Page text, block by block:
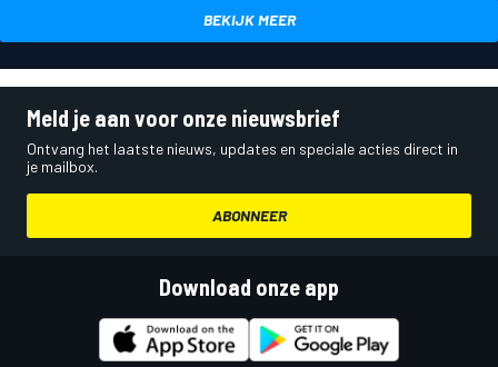
BEKIJK MEER
Meld je aan voor onze nieuwsbrief
Ontvang het laatste nieuws, updates en speciale acties direct in
je mailbox.
ABONNEER
Download onze app